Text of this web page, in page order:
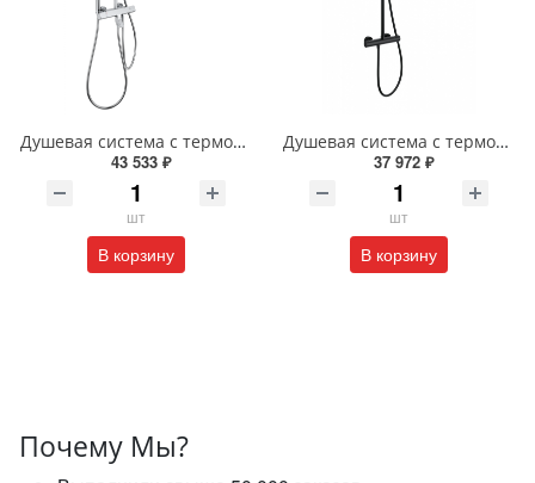
Душевая система с термостатом Wonzon & Woghand The ONE WW-B3094-CR хром
43 533 ₽
шт
В корзину
Душевая система с термостатом Wonzon & Woghand INN WW-B3047-A-MB черный матовый
37 972 ₽
шт
В корзину
Почему Мы?